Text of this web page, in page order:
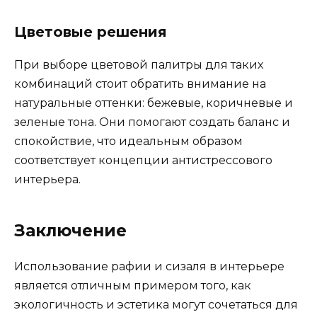
Цветовые решения
При выборе цветовой палитры для таких
комбинаций стоит обратить внимание на
натуральные оттенки: бежевые, коричневые и
зеленые тона. Они помогают создать баланс и
спокойствие, что идеальным образом
соответствует концепции антистрессового
интерьера.
Заключение
Использование рафии и сизаля в интерьере
является отличным примером того, как
экологичность и эстетика могут сочетаться для